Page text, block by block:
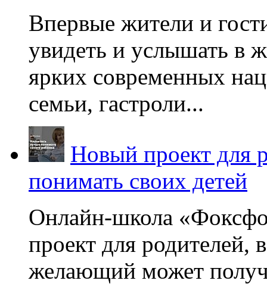
Впервые жители и
увидеть и услышать в
ярких современных
семьи, гастроли...
Новый проект для
понимать своих детей
Онлайн-школа
проект для родителей,
желающий может